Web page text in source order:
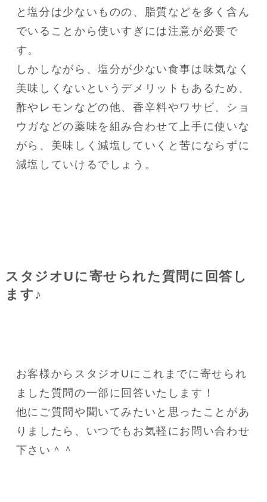
と塩分は少ないものの、脂質などを多く含ん
でいることから使いすぎには注意が必要で
す。
しかしながら、塩分が少ない食事は味気なく
美味しくないというデメリットもあるため、
酢やレモンなどの他、香辛料やワサビ、ショ
ウガなどの薬味を組み合わせて上手に使いな
がら、美味しく減塩していくと苦にならずに
減塩していけるでしょう。
スタジオUに寄せられた質問に回答し
ます♪
お客様からスタジオUにこれまでに寄せられ
ました質問の一部に回答いたします！
他にご質問や聞いてみたいと思ったことがあ
りましたら、いつでもお気軽にお問い合わせ
下さい＾＾